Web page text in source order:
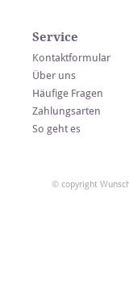
Service
Kontaktformular
Über uns
Häufige Fragen
Zahlungsarten
So geht es
© copyright